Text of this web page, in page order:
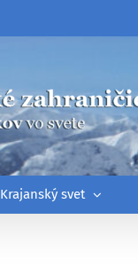
Krajanský svet